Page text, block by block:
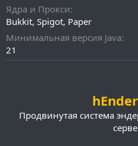
и
я
Ядра и Прокси
Bukkit Spigot Paper
Минимальная версия Java
21
Продвинутая система